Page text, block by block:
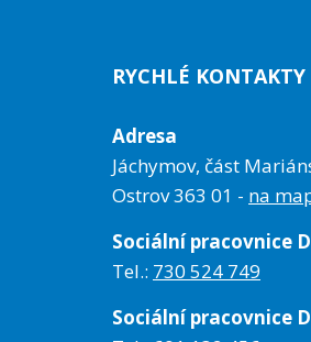
RYCHLÉ KONTAKTY
Adresa
Jáchymov, část
Ostrov 363 01 - na
Sociální pracovnice
Tel.: 730 524 749
Sociální pracovnice